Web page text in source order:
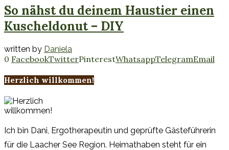
So nähst du deinem Haustier einen
Kuscheldonut – DIY
written by Daniela
0 FacebookTwitterPinterestWhatsappTelegramEmail
Herzlich willkommen!
Ich bin Dani, Ergotherapeutin und geprüfte Gästeführerin
für die Laacher See Region. Heimathaben steht für ein